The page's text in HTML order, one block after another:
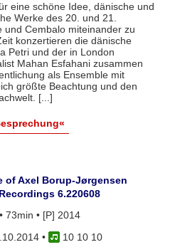
eine schöne Idee, dänische und
Werke des 20. und 21.
und Cembalo miteinander zu
konzertieren die dänische
Petri und der in London
Mahan Esfahani zusammen
als Ensemble mit
größte Beachtung und den
[...]
of Axel Borup-Jørgensen
6.220608
73min • [P] 2014
•
10 10 10